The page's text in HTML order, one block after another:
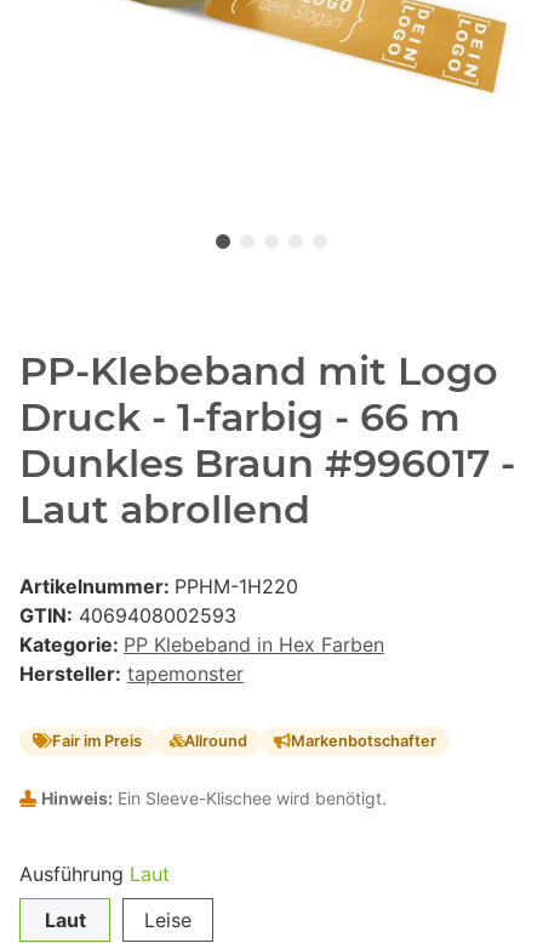
PP-Klebeband mit Logo
Druck - 1-farbig - 66 m
Dunkles Braun #996017 -
Laut abrollend
Artikelnummer: PPHM-1H220
GTIN: 4069408002593
Kategorie: PP Klebeband in Hex Farben
Hersteller: tapemonster
Fair im Preis Allround Markenbotschafter
Hinweis: Ein Sleeve-Klischee wird benötigt.
Ausführung Laut
Laut
Leise